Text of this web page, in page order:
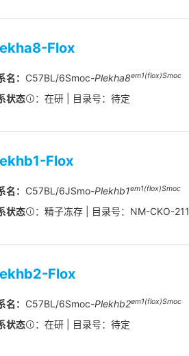
Flox
名： C57BL/6Smoc-Plekha8em1(flox)Smoc
状态 ：在研 | 目录号：待定
Flox
名： C57BL/6JSmo-Plekhb1em1(flox)Smoc
状态 ：精子冻存 | 目录号：NM-CKO-
Flox
名： C57BL/6Smoc-Plekhb2em1(flox)Smoc
状态 ：在研 | 目录号：待定